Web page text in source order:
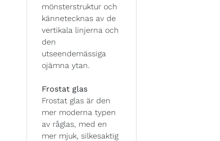
mönsterstruktur och
kännetecknas av de
vertikala linjerna och
den
utseendemässiga
ojämna ytan.
Frostat glas
Frostat glas är den
mer moderna typen
av råglas, med en
mer mjuk, silkesaktig